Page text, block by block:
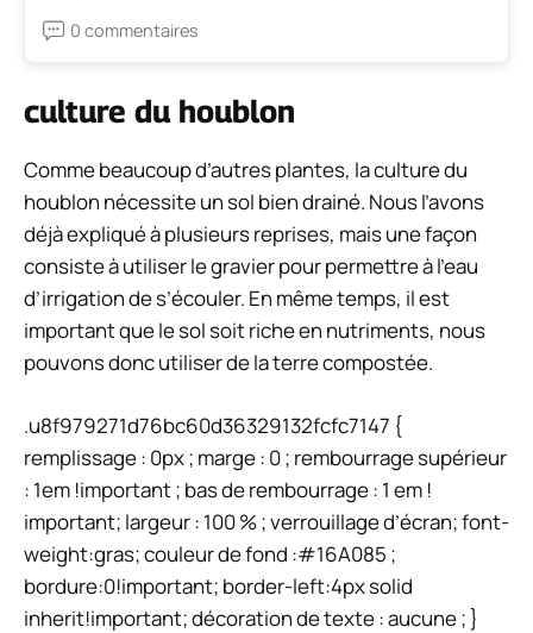
0 commentaires
culture du houblon
Comme beaucoup d’autres plantes, la culture du
houblon nécessite un sol bien drainé. Nous l’avons
déjà expliqué à plusieurs reprises, mais une façon
consiste à utiliser le gravier pour permettre à l’eau
d’irrigation de s’écouler. En même temps, il est
important que le sol soit riche en nutriments, nous
pouvons donc utiliser de la terre compostée.
.u8f979271d76bc60d36329132fcfc7147 {
remplissage : 0px ; marge : 0 ; rembourrage supérieur
: 1em !important ; bas de rembourrage : 1 em !
important; largeur : 100 % ; verrouillage d’écran; font-
weight:gras; couleur de fond :#16A085 ;
bordure:0!important; border-left:4px solid
inherit!important; décoration de texte : aucune ; }